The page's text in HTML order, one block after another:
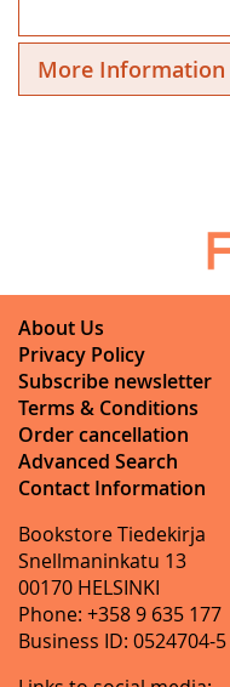
More Information
About Us
Privacy Policy
Subscribe newsletter
Terms & Conditions
Order cancellation
Advanced Search
Contact Information
Bookstore Tiedekirja
Snellmaninkatu 13
00170 HELSINKI
Phone: +358 9 635 177
Business ID: 0524704-5